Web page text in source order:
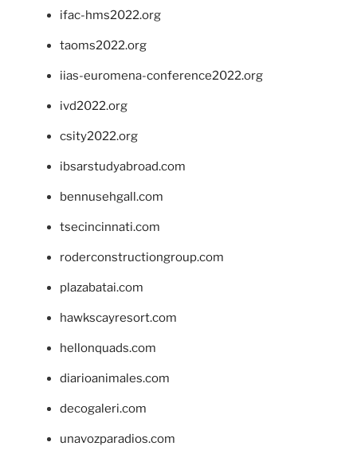
ifac-hms2022.org
taoms2022.org
iias-euromena-conference2022.org
ivd2022.org
csity2022.org
ibsarstudyabroad.com
bennusehgall.com
tsecincinnati.com
roderconstructiongroup.com
plazabatai.com
hawkscayresort.com
hellonquads.com
diarioanimales.com
decogaleri.com
unavozparadios.com